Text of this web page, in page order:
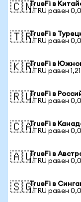
🇨🇳TrueFi в
1 TRU равен
🇹🇷TrueFi в
1 TRU равен
🇰🇷TrueFi в
1 TRU равен
🇷🇺TrueFi в
1 TRU равен
🇨🇦TrueFi в
1 TRU равен
🇦🇺TrueFi в
1 TRU равен
🇸🇬TrueFi в
1 TRU равен